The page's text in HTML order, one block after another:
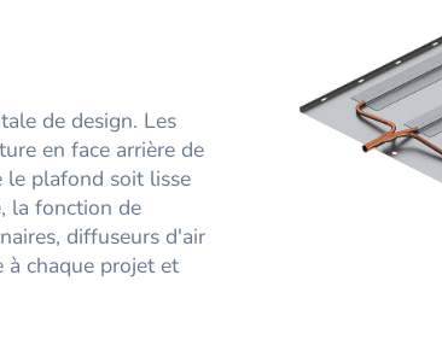
de design. Les
en face arrière de
plafond soit lisse
la fonction de
diffuseurs d'air
à chaque projet et